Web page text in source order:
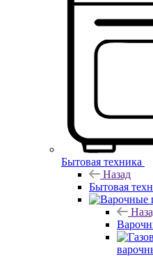
Бытовая техника
Назад
Бытовая